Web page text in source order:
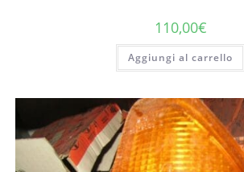
110,00€
Aggiungi al carrello